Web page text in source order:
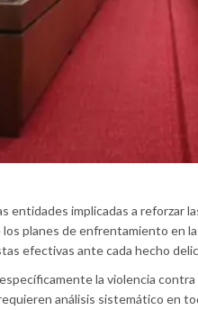
entidades implicadas a reforzar
planes de enfrentamiento en
efectivas ante cada hecho
la violencia contra
análisis sistemático en